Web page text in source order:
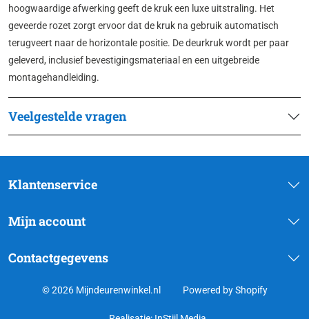
hoogwaardige afwerking geeft de kruk een luxe uitstraling. Het
geveerde rozet zorgt ervoor dat de kruk na gebruik automatisch
terugveert naar de horizontale positie. De deurkruk wordt per paar
geleverd, inclusief bevestigingsmateriaal en een uitgebreide
montagehandleiding.
Veelgestelde vragen
Klantenservice
Mijn account
Contactgegevens
© 2026 Mijndeurenwinkel.nl Powered by Shopify